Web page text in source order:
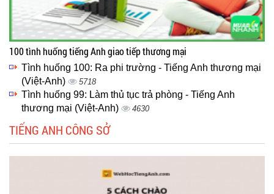
100 tình huống tiếng Anh giao tiếp thương mại
Tình huống 100: Ra phi trường - Tiếng Anh thương mại
(Việt-Anh)
5718
Tình huống 99: Làm thủ tục trả phòng - Tiếng Anh
thương mại (Việt-Anh)
4630
TIẾNG ANH CÔNG SỞ